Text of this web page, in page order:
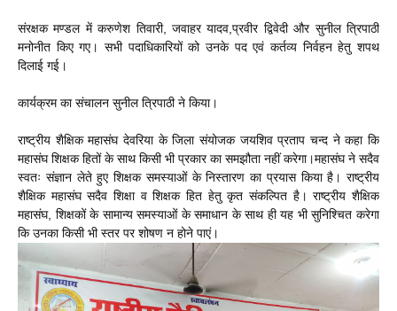
संरक्षक मण्डल में करुणेश तिवारी, जवाहर यादव,प्रवीर द्विवेदी और सुनील त्रिपाठी
मनोनीत किए गए। सभी पदाधिकारियों को उनके पद एवं कर्तव्य निर्वहन हेतु शपथ
दिलाई गई।
कार्यक्रम का संचालन सुनील त्रिपाठी ने किया।
राष्ट्रीय शैक्षिक महासंघ देवरिया के जिला संयोजक जयशिव प्रताप चन्द ने कहा कि
महासंघ शिक्षक हितों के साथ किसी भी प्रकार का समझौता नहीं करेगा।महासंघ ने सदैव
स्वतः संज्ञान लेते हुए शिक्षक समस्याओं के निस्तारण का प्रयास किया है। राष्ट्रीय
शैक्षिक महासंघ सदैव शिक्षा व शिक्षक हित हेतु कृत संकल्पित है। राष्ट्रीय शैक्षिक
महासंघ, शिक्षकों के सामान्य समस्याओं के समाधान के साथ ही यह भी सुनिश्चित करेगा
कि उनका किसी भी स्तर पर शोषण न होने पाएं।